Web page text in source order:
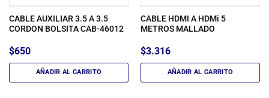
CABLE AUXILIAR 3.5 A 3.5
CORDON BOLSITA CAB-46012
$650
AÑADIR AL CARRITO
CABLE HDMI A HDMi 5
METROS MALLADO
$3.316
AÑADIR AL CARRITO